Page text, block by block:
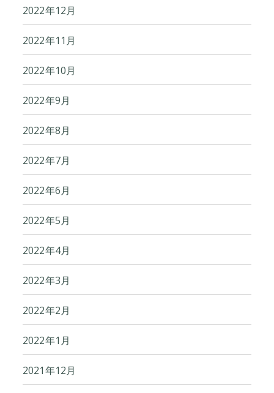
2022年12月
2022年11月
2022年10月
2022年9月
2022年8月
2022年7月
2022年6月
2022年5月
2022年4月
2022年3月
2022年2月
2022年1月
2021年12月